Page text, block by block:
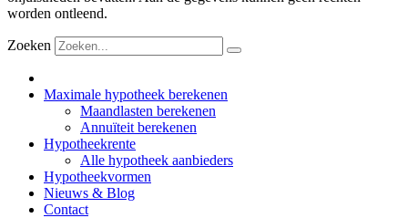
worden ontleend.
Zoeken
Maximale hypotheek berekenen
Maandlasten berekenen
Annuïteit berekenen
Hypotheekrente
Alle hypotheek aanbieders
Hypotheekvormen
Nieuws & Blog
Contact